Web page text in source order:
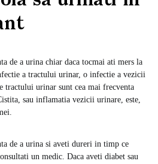
de a urina chiar daca tocmai ati mers la
a tractului urinar, o infectie a vezicii
tractului urinar sunt cea mai frecventa
sau inflamatia vezicii urinare, este,
de a urina si aveti dureri in timp ce
un medic. Daca aveti diabet sau